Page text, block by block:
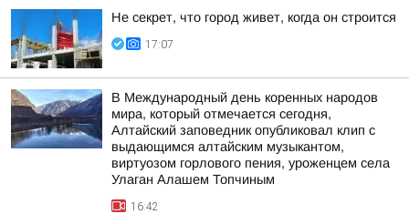
Не секрет, что город живет, когда он строится
17:07
В Международный день коренных народов
мира, который отмечается сегодня,
Алтайский заповедник опубликовал клип с
выдающимся алтайским музыкантом,
виртуозом горлового пения, уроженцем села
Улаган Алашем Топчиным
16:42